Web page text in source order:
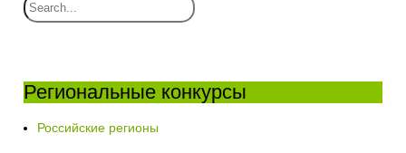
Региональные конкурсы
Российские регионы